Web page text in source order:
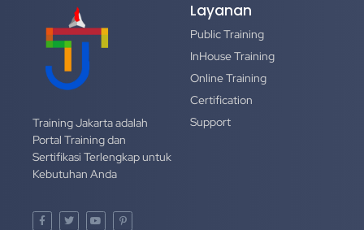
Training Jakarta adalah
Portal Training dan
Sertifikasi Terlengkap untuk
Kebutuhan Anda
Layanan
Public Training
InHouse Training
Online Training
Certification
Support